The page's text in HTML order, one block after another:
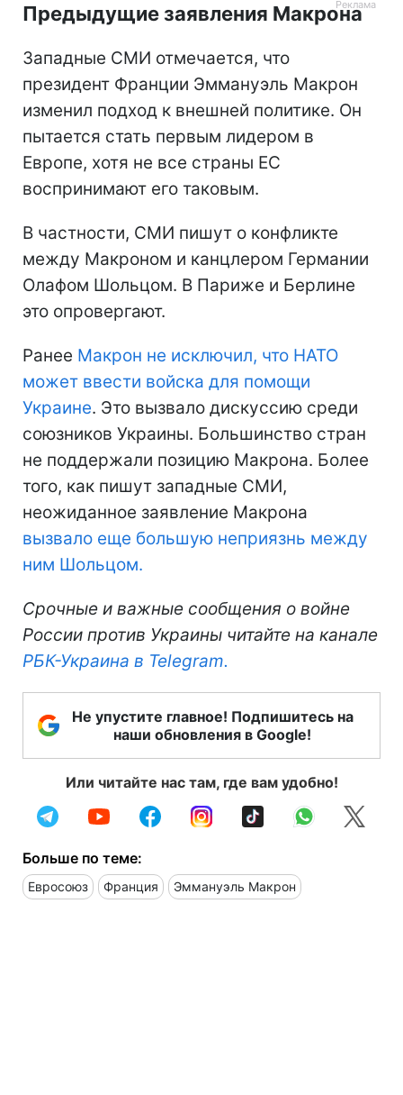
Предыдущие заявления Макрона
Западные СМИ отмечается, что
президент Франции Эммануэль Макрон
изменил подход к внешней политике. Он
пытается стать первым лидером в
Европе, хотя не все страны ЕС
воспринимают его таковым.
В частности, СМИ пишут о конфликте
между Макроном и канцлером Германии
Олафом Шольцом. В Париже и Берлине
это опровергают.
Ранее Макрон не исключил, что НАТО
может ввести войска для помощи
Украине. Это вызвало дискуссию среди
союзников Украины. Большинство стран
не поддержали позицию Макрона. Более
того, как пишут западные СМИ,
неожиданное заявление Макрона
вызвало еще большую неприязнь между
ним Шольцом.
Срочные и важные сообщения о войне
России против Украины читайте на канале
РБК-Украина в Telegram.
Не упустите главное! Подпишитесь на
наши обновления в Google!
Или читайте нас там, где вам удобно!
Больше по теме:
Евросоюз Франция Эммануэль Макрон